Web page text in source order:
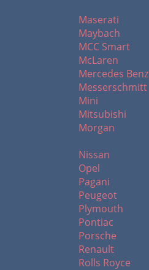
Maserati
Maybach
MCC Smart
McLaren
Mercedes Benz
Messerschmitt
Mini
Mitsubishi
Morgan
Nissan
Opel
Pagani
Peugeot
Plymouth
Pontiac
Porsche
Renault
Rolls Royce